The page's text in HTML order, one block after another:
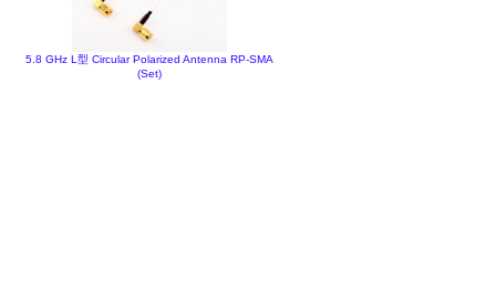
5.8 GHz L型 Circular Polarized Antenna RP-SMA
(Set)